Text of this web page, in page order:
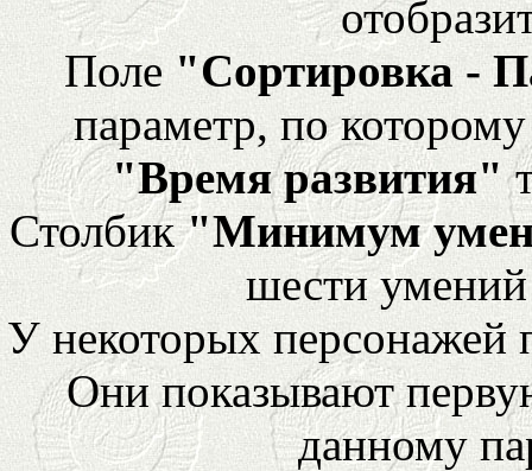
Поле "Сортировка -
параметр, по
"Время развития"
Столбик"Минимум
шести
У некоторых персонажей
Они показывают
данному